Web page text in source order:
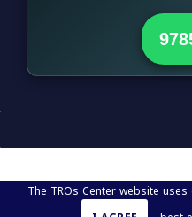
The TROs Center website